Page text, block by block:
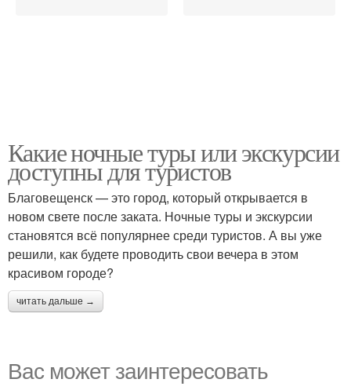
Какие ночные туры или экскурсии
доступны для туристов
Благовещенск — это город, который открывается в
новом свете после заката. Ночные туры и экскурсии
становятся всё популярнее среди туристов. А вы уже
решили, как будете проводить свои вечера в этом
красивом городе?
читать дальше →
Вас может заинтересовать